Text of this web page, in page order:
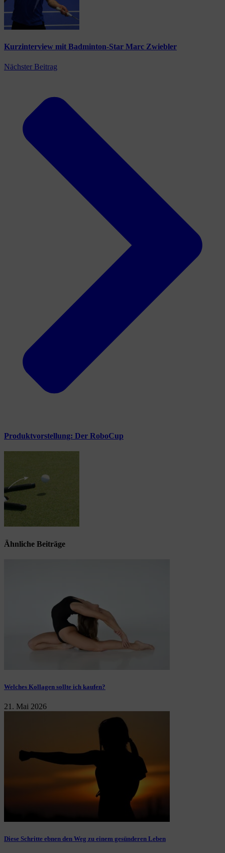
Kurzinterview mit Badminton-Star Marc Zwiebler
Nächster Beitrag
Produktvorstellung: Der RoboCup
Ähnliche Beiträge
Welches Kollagen sollte ich kaufen?
21. Mai 2026
Diese Schritte ebnen den Weg zu einem gesünderen Leben